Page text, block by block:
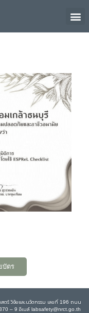
บัตร
ตร์ วิจัยและนวัตกรรม เลขที่ 196 ถนน
– 9 อีเมล์ labsafety@nrct.go.th